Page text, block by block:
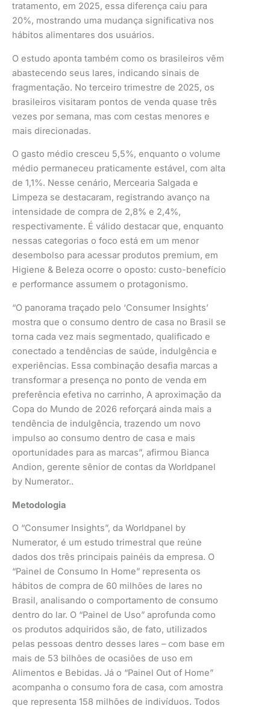
tratamento, em 2025, essa diferença caiu para
20%, mostrando uma mudança significativa nos
hábitos alimentares dos usuários.
O estudo aponta também como os brasileiros vêm
abastecendo seus lares, indicando sinais de
fragmentação. No terceiro trimestre de 2025, os
brasileiros visitaram pontos de venda quase três
vezes por semana, mas com cestas menores e
mais direcionadas.
O gasto médio cresceu 5,5%, enquanto o volume
médio permaneceu praticamente estável, com alta
de 1,1%. Nesse cenário, Mercearia Salgada e
Limpeza se destacaram, registrando avanço na
intensidade de compra de 2,8% e 2,4%,
respectivamente. É válido destacar que, enquanto
nessas categorias o foco está em um menor
desembolso para acessar produtos premium, em
Higiene & Beleza ocorre o oposto: custo-benefício
e performance assumem o protagonismo.
“O panorama traçado pelo ‘Consumer Insights’
mostra que o consumo dentro de casa no Brasil se
torna cada vez mais segmentado, qualificado e
conectado a tendências de saúde, indulgência e
experiências. Essa combinação desafia marcas a
transformar a presença no ponto de venda em
preferência efetiva no carrinho, A aproximação da
Copa do Mundo de 2026 reforçará ainda mais a
tendência de indulgência, trazendo um novo
impulso ao consumo dentro de casa e mais
oportunidades para as marcas”, afirmou Bianca
Andion, gerente sênior de contas da Worldpanel
by Numerator..
Metodologia
O “Consumer Insights”, da Worldpanel by
Numerator, é um estudo trimestral que reúne
dados dos três principais painéis da empresa. O
“Painel de Consumo In Home” representa os
hábitos de compra de 60 milhões de lares no
Brasil, analisando o comportamento de consumo
dentro do lar. O “Painel de Uso” aprofunda como
os produtos adquiridos são, de fato, utilizados
pelas pessoas dentro desses lares – com base em
mais de 53 bilhões de ocasiões de uso em
Alimentos e Bebidas. Já o “Painel Out of Home”
acompanha o consumo fora de casa, com amostra
que representa 158 milhões de indivíduos. Todos